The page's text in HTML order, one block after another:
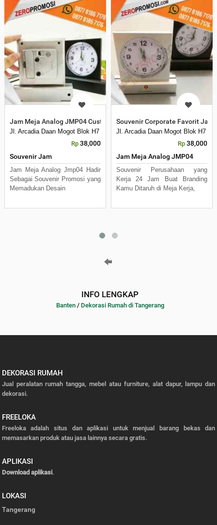
Jam Meja Analog JMP04 Custom Logo Souvenir Kantor Elegan
Jl. Arcadia Daan Mogot Blok H7 No 16 Daan Mogot Km 21. Kecamatan
Rp 38,000
Souvenir Jam
Jam Meja Analog Jmp04 Hadir
Sebagai Souvenir Promosi yang
Memadukan Desain
Souvenir Corporate Favorit Jam
Jl. Arcadia Daan Mogot Blok H7
Rp 38,000
Jam Meja Analog JMP04
Souvenir Perusahaan yang
Kerja 24 Jam Buat Branding
Kamu Ditaruh di Meja Kerja,
INFO LENGKAP
Banten/ Dekorasi Rumah di Tangerang
DEKORASI RUMAH
Jual peralatan rumah tangga, mebel atau furniture, alat dapur, lampu dan
dekorasi.
FREELOKA
Freeloka adalah situs dan aplikasi untuk menjual barang bekas dan
memasarkan produk atau jasa lainnya secara gratis.
APLIKASI
Download aplikasi.
LOKASI
Tangerang